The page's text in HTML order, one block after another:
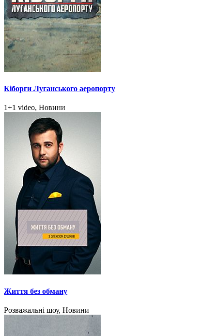
Кіборги Луганського аеропорту
1+1 video, Новини
Життя без обману
Розважальні шоу, Новини